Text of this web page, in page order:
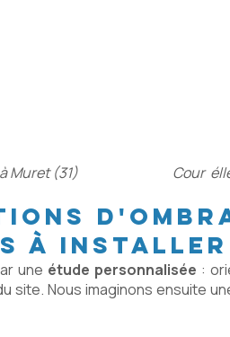
Muret (31) Cour
à installer
une étude personnalisée :
site. Nous imaginons ensuite